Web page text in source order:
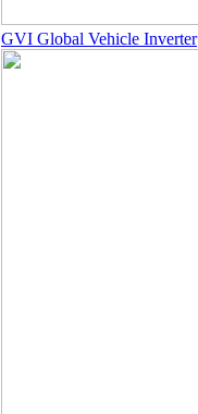
GVI Global Vehicle Inverter